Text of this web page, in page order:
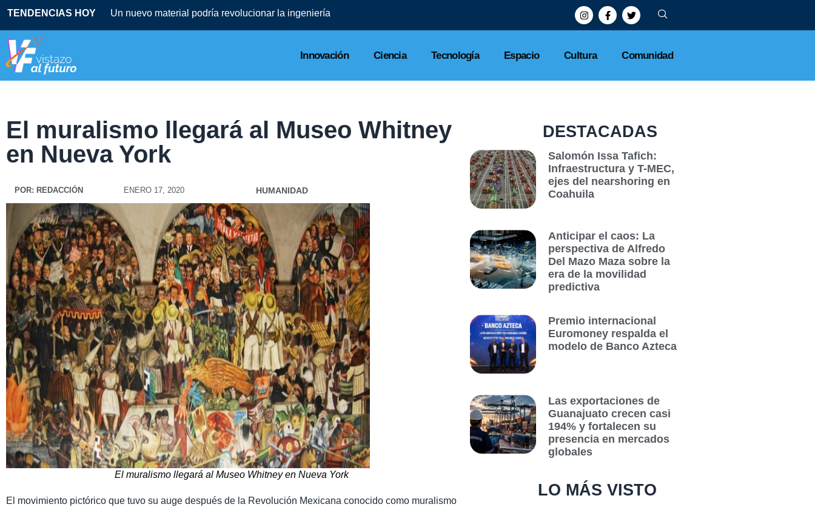
TENDENCIAS HOY Un nuevo material podría revolucionar la ingeniería
Innovación Ciencia Tecnología Espacio Cultura Comunidad
El muralismo llegará al Museo Whitney
en Nueva York
POR: REDACCIÓN ENERO 17, 2020 HUMANIDAD
El muralismo llegará al Museo Whitney en Nueva York
El movimiento pictórico que tuvo su auge después de la Revolución Mexicana conocido como muralismo
DESTACADAS
Salomón Issa Tafich:
Infraestructura y T-MEC,
ejes del nearshoring en
Coahuila
Anticipar el caos: La
perspectiva de Alfredo
Del Mazo Maza sobre la
era de la movilidad
predictiva
Premio internacional
Euromoney respalda el
modelo de Banco Azteca
Las exportaciones de
Guanajuato crecen casi
194% y fortalecen su
presencia en mercados
globales
LO MÁS VISTO